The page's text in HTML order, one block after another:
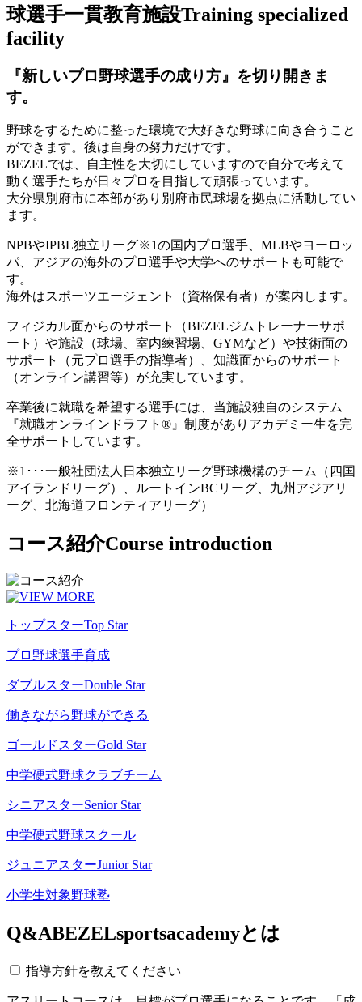
球選手一貫教育施設Training specialized
facility
『新しいプロ野球選手の成り方』を切り開きま
す。
野球をするために整った環境で大好きな野球に向き合うこと
ができます。後は自身の努力だけです。
BEZELでは、自主性を大切にしていますので自分で考えて
動く選手たちが日々プロを目指して頑張っています。
大分県別府市に本部があり別府市民球場を拠点に活動してい
ます。
NPBやIPBL独立リーグ※1の国内プロ選手、MLBやヨーロッ
パ、アジアの海外のプロ選手や大学へのサポートも可能で
す。
海外はスポーツエージェント（資格保有者）が案内します。
フィジカル面からのサポート（BEZELジムトレーナーサポ
ート）や施設（球場、室内練習場、GYMなど）や技術面の
サポート（元プロ選手の指導者）、知識面からのサポート
（オンライン講習等）が充実しています。
卒業後に就職を希望する選手には、当施設独自のシステム
『就職オンラインドラフト®』制度がありアカデミー生を完
全サポートしています。
※1･･･一般社団法人日本独立リーグ野球機構のチーム（四国
アイランドリーグ）、ルートインBCリーグ、九州アジアリ
ーグ、北海道フロンティアリーグ）
コース紹介Course introduction
トップスターTop Star
プロ野球選手育成
ダブルスターDouble Star
働きながら野球ができる
ゴールドスターGold Star
中学硬式野球クラブチーム
シニアスターSenior Star
中学硬式野球スクール
ジュニアスターJunior Star
小学生対象野球塾
Q&ABEZELsportsacademyとは
指導方針を教えてください